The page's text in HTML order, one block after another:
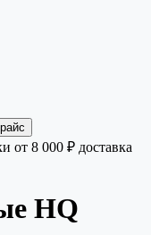
от 8 000 ₽ доставка
HQ